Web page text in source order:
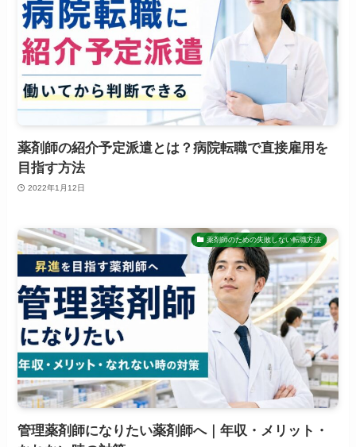
薬剤師の紹介予定派遣とは？病院転職で直接雇用を
目指す方法
2022年1月12日
薬剤師のための失敗しない転職方法
管理薬剤師になりたい薬剤師へ｜年収・メリット・